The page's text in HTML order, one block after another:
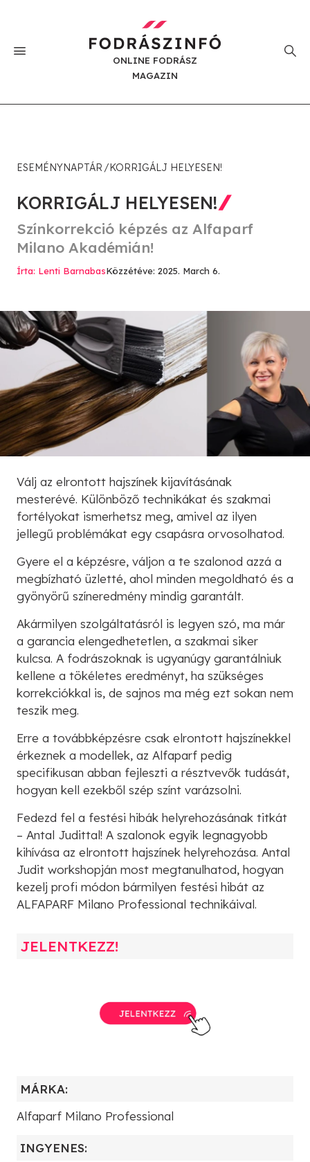
ONLINE FODRÁSZ
MAGAZIN
ESEMÉNYNAPTÁR KORRIGÁLJ HELYESEN!
KORRIGÁLJ HELYESEN!
Színkorrekció képzés az Alfaparf
Milano Akadémián!
Írta: Lenti BarnabasKözzétéve: 2025. March 6.
Válj az elrontott hajszínek kijavításának
mesterévé. Különböző technikákat és szakmai
fortélyokat ismerhetsz meg, amivel az ilyen
jellegű problémákat egy csapásra orvosolhatod.
Gyere el a képzésre, váljon a te szalonod azzá a
megbízható üzletté, ahol minden megoldható és a
gyönyörű színeredmény mindig garantált.
Akármilyen szolgáltatásról is legyen szó, ma már
a garancia elengedhetetlen, a szakmai siker
kulcsa. A fodrászoknak is ugyanúgy garantálniuk
kellene a tökéletes eredményt, ha szükséges
korrekciókkal is, de sajnos ma még ezt sokan nem
teszik meg.
Erre a továbbképzésre csak elrontott hajszínekkel
érkeznek a modellek, az Alfaparf pedig
specifikusan abban fejleszti a résztvevők tudását,
hogyan kell ezekből szép színt varázsolni.
Fedezd fel a festési hibák helyrehozásának titkát
– Antal Judittal! A szalonok egyik legnagyobb
kihívása az elrontott hajszínek helyrehozása. Antal
Judit workshopján most megtanulhatod, hogyan
kezelj profi módon bármilyen festési hibát az
ALFAPARF Milano Professional technikáival.
JELENTKEZZ!
MÁRKA:
Alfaparf Milano Professional
INGYENES: